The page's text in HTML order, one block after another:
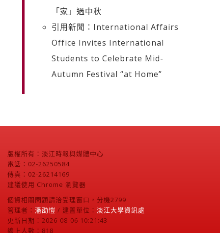
「家」過中秋
引用新聞：International Affairs
Office Invites International
Students to Celebrate Mid-
Autumn Festival “at Home”
版權所有：淡江時報與媒體中心
電話：02-26250584
傳真：02-26214169
建議使用 Chrome 瀏覽器
個資相關問題請洽受理窗口，分機2799
管理者： 潘劭愷 / 建置單位： 淡江大學資訊處
更新日期：2026-08-06 10:21:43
線上人數：818